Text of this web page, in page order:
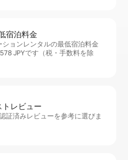
宿⁠泊⁠料⁠金
ョンレンタルの最低宿泊料金
JPYです（税・手数料を除
レ⁠ビ⁠ュ⁠ー
証済みレビューを参考に選びま